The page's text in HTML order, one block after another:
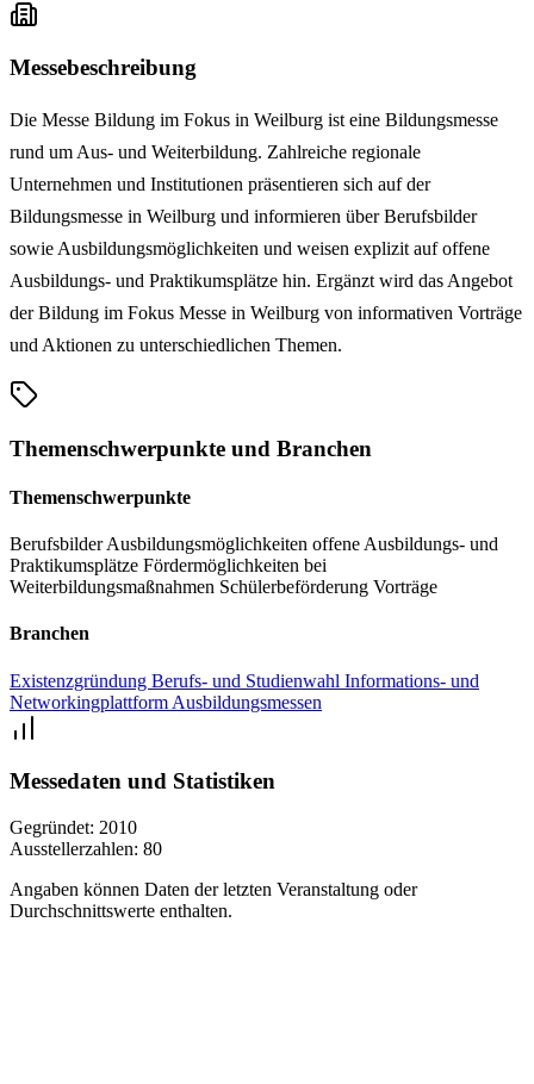
Messebeschreibung
Die Messe Bildung im Fokus in Weilburg ist eine Bildungsmesse
rund um Aus- und Weiterbildung. Zahlreiche regionale
Unternehmen und Institutionen präsentieren sich auf der
Bildungsmesse in Weilburg und informieren über Berufsbilder
sowie Ausbildungsmöglichkeiten und weisen explizit auf offene
Ausbildungs- und Praktikumsplätze hin. Ergänzt wird das Angebot
der Bildung im Fokus Messe in Weilburg von informativen Vorträge
und Aktionen zu unterschiedlichen Themen.
Themenschwerpunkte und Branchen
Themenschwerpunkte
BerufsbilderAusbildungsmöglichkeiten offene Ausbildungs- und
Praktikumsplätze Fördermöglichkeiten bei
Weiterbildungsmaßnahmen Schülerbeförderung Vorträge
Branchen
Existenzgründung Berufs- und Studienwahl Informations- und
Networkingplattform Ausbildungsmessen
Messedaten und Statistiken
Gegründet: 2010
Ausstellerzahlen: 80
Angaben können Daten der letzten Veranstaltung oder
Durchschnittswerte enthalten.